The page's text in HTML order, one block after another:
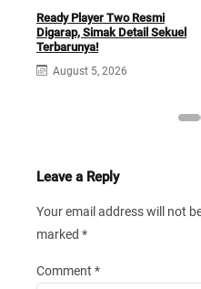
Ready Player Two Resmi
Digarap, Simak Detail Sekuel
Terbarunya!
August 5, 2026
Leave a Reply
Your email address will not
marked *
Comment *